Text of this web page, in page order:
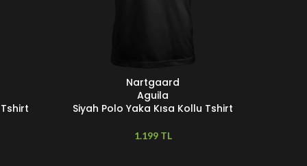
Nartgaard
Aguila
Siyah Polo Yaka Kısa Kollu Tshirt
TL